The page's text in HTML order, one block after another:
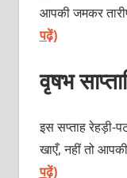
आपकी जमकर
पढ़ें)
वृषभ
इस सप्ताह रेहड़ी-
खाएँ, नहीं तो
पढ़ें)